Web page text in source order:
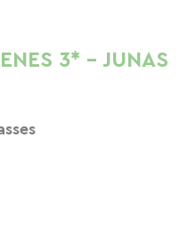
3* - JUNAS